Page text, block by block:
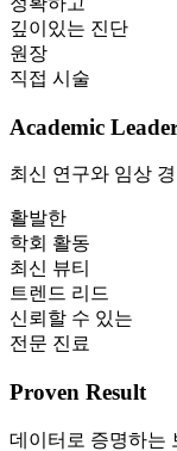
깊이있는 진단
원장
직접 시술
Academic
최신 연구와 임상
활발한
학회 활동
최신 뷰티
트렌드 리드
신뢰할 수 있는
전문 진료
Proven Result
데이터로 증명하는